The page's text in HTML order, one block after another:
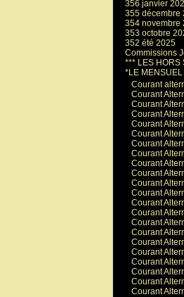
356 janvier
355 décembre
354 novembre
353 octobre
352 été 2025
Commissions
*** LES HORS
*LE
Courant
Courant
Courant
Courant
Courant
Courant
Courant
Courant
Courant
Courant
Courant
Courant
Courant
Courant
Courant
Courant
Courant
Courant
Courant
Courant
Courant
Courant